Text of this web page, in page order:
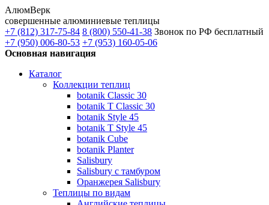
АлюмВерк
совершенные алюминиевые теплицы
+7 (812) 317-75-84 8 (800) 550-41-38 Звонок по РФ бесплатный
+7 (950) 006-80-53 +7 (953) 160-05-06
Основная навигация
Каталог
Коллекции теплиц
botanik Classic 30
botanik T Classic 30
botanik Style 45
botanik Т Style 45
botanik Cube
botanik Planter
Salisbury
Salisbury с тамбуром
Оранжерея Salisbury
Теплицы по видам